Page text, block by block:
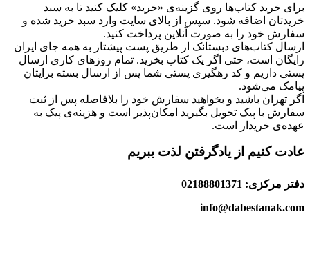
برای خرید کتاب‌ها روی گزینه‌ی «خرید» کلیک کنید تا به سبد
خریدتان اضافه شود. سپس از بالای سایت وارد سبد خرید شده و
سفارش خود را به صورت آنلاین پرداخت کنید.
ارسال کتاب‌های دبستانک از طریق پست پیشتاز به همه جای ایران
رایگان است، حتی اگر یک کتاب بخرید. تمام روزهای کاری ارسال
پستی داریم و کد رهگیری پستی شما پس از ارسال بسته برایتان
پیامک می‌شود.
اگر تهران باشید و بخواهید سفارش خود را بلافاصله پس از ثبت
سفارش با پیک تحویل بگیرید امکان‌پذیر است و هزینه‌ی پیک به
عهده‌ی خریدار است.
عادت کنیم از یادگرفتن لذت ببریم
دفتر مرکزی: 02188801371
info@dabestanak.com